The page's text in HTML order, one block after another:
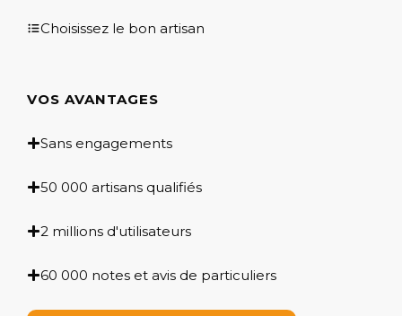
Choisissez le bon artisan
VOS AVANTAGES
Sans engagements
50 000 artisans qualifiés
2 millions d'utilisateurs
60 000 notes et avis de particuliers